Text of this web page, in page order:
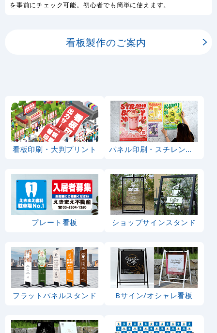
を事前にチェック可能。初心者でも簡単に使えます。
看板製作のご案内
看板印刷・大判プリント パネル印刷・スチレンボード
プレート看板 ショップサインスタンド
フラットパネルスタンド Bサイン/オシャレ看板